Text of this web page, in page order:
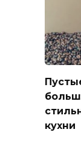
кухни